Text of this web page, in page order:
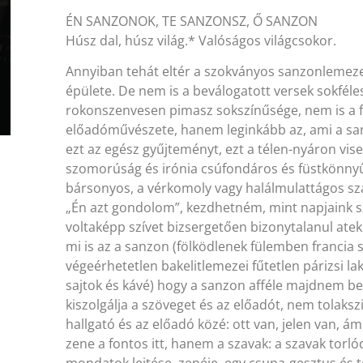
ÉN SANZONOK, TE SANZONSZ, Ő SANZON
Húsz dal, húsz világ.* Valóságos világcsokor.
Annyiban tehát eltér a szokványos
épülete. De nem is a beválogatott versek
rokonszenvesen pimasz sokszínűsége, nem is
előadóművészete, hanem leginkább az, ami a
ezt az egész gyűjteményt, ezt a télen-nyáron
szomorúság és irónia csúfondáros és
bársonyos, a vérkomoly vagy halálmulattágos
„Én azt gondolom”, kezdhetném, mint napjaink
voltaképp szívet bizsergetően bizonytalanul
mi is az a sanzon (fölködlenek fülemben francia
végeérhetetlen bakelitlemezei fűtetlen párizsi
sajtok és kávé) hogy a sanzon afféle majdnem
kiszolgálja a szöveget és az előadót, nem
hallgató és az előadó közé: ott van, jelen van,
zene a fontos itt, hanem a szavak: a szavak